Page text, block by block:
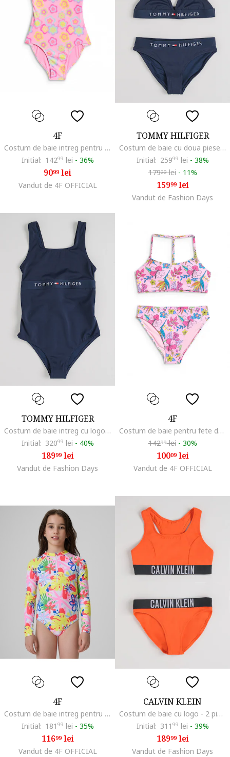
4F
Costum de baie intreg pentru fete multicolor, uscare rapida, bretele fara reglare, poliester/elastan
Initial: 14299 lei - 36%
9099lei
Vandut de 4F OFFICIAL
TOMMY HILFIGER
Costum de baie cu doua piese si imprimeu logo, Albastru ultramarin
Initial: 25999 lei - 38%
17999lei - 11%
15999lei
Vandut de Fashion Days
TOMMY HILFIGER
Costum de baie intreg cu logo, Alb optic/Bleumarin
Initial: 32099 lei - 40%
18999lei
Vandut de Fashion Days
4F
Costum de baie pentru fete doua piese, multicolor, uscare rapida, bretele fara ajustare, poliester|elastan
14299lei - 30%
10009lei
Vandut de 4F OFFICIAL
4F
Costum de baie intreg pentru fete, multicolor, protectie UV, uscare rapida, poliester/elastan
Initial: 181 99 lei - 35%
11699lei
Vandut de 4F OFFICIAL
CALVIN KLEIN
Costum de baie cu logo - 2 piese, Negru/Portocaliu
Initial: 311 99 lei - 39%
18999lei
Vandut de Fashion Days